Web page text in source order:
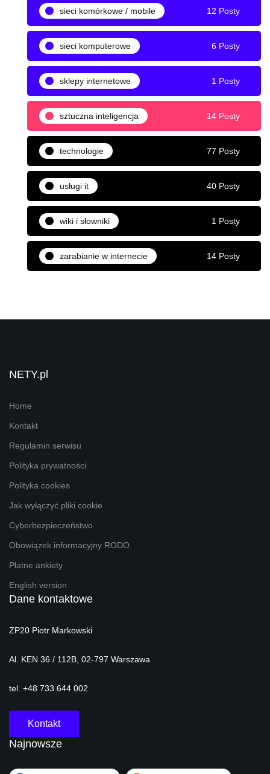
sieci komórkowe / mobile 12 Posty
sieci komputerowe 6 Posty
sklepy internetowe 1 Posty
sztuczna inteligencja 14 Posty
technologie 77 Posty
usługi it 40 Posty
wiki i słowniki 1 Posty
zarabianie w internecie 14 Posty
NETY.pl
Home
Kontakt
Regulamin serwisu
Polityka prywatności
Polityka cookies
Jak wyłączyć pliki cookie
Cyberbezpieczeństwo
Obowiązek informacyjny RODO
Płatne ankiety
English version
Dane kontaktowe
ZP20 Piotr Markowski
Al. KEN 36 / 112B, 02-797 Warszawa
tel. +48 733 644 002
Kontakt
Najnowsze